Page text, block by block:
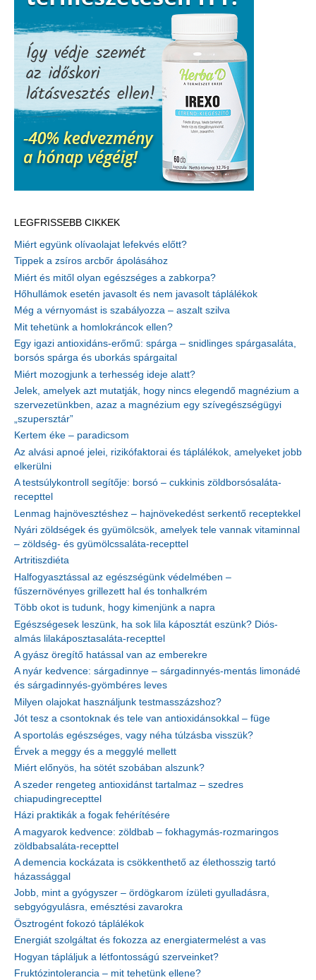
LEGFRISSEBB CIKKEK
Miért együnk olívaolajat lefekvés előtt?
Tippek a zsíros arcbőr ápolásához
Miért és mitől olyan egészséges a zabkorpa?
Hőhullámok esetén javasolt és nem javasolt táplálékok
Még a vérnyomást is szabályozza – aszalt szilva
Mit tehetünk a homlokráncok ellen?
Egy igazi antioxidáns-erőmű: spárga – snidlinges spárgasaláta,
borsós spárga és uborkás spárgaital
Miért mozogjunk a terhesség ideje alatt?
Jelek, amelyek azt mutatják, hogy nincs elegendő magnézium a
szervezetünkben, azaz a magnézium egy szívegészségügyi
„szupersztár”
Kertem éke – paradicsom
Az alvási apnoé jelei, rizikófaktorai és táplálékok, amelyeket jobb
elkerülni
A testsúlykontroll segítője: borsó – cukkinis zöldborsósaláta-
recepttel
Lenmag hajnövesztéshez – hajnövekedést serkentő receptekkel
Nyári zöldségek és gyümölcsök, amelyek tele vannak vitaminnal
– zöldség- és gyümölcssaláta-recepttel
Artritiszdiéta
Halfogyasztással az egészségünk védelmében –
fűszernövényes grillezett hal és tonhalkrém
Több okot is tudunk, hogy kimenjünk a napra
Egészségesek leszünk, ha sok lila káposztát eszünk? Diós-
almás lilakáposztasaláta-recepttel
A gyász öregítő hatással van az emberekre
A nyár kedvence: sárgadinnye – sárgadinnyés-mentás limonádé
és sárgadinnyés-gyömbéres leves
Milyen olajokat használjunk testmasszázshoz?
Jót tesz a csontoknak és tele van antioxidánsokkal – füge
A sportolás egészséges, vagy néha túlzásba visszük?
Érvek a meggy és a meggylé mellett
Miért előnyös, ha sötét szobában alszunk?
A szeder rengeteg antioxidánst tartalmaz – szedres
chiapudingrecepttel
Házi praktikák a fogak fehérítésére
A magyarok kedvence: zöldbab – fokhagymás-rozmaringos
zöldbabsaláta-recepttel
A demencia kockázata is csökkenthető az élethosszig tartó
házassággal
Jobb, mint a gyógyszer – ördögkarom ízületi gyulladásra,
sebgyógyulásra, emésztési zavarokra
Ösztrogént fokozó táplálékok
Energiát szolgáltat és fokozza az energiatermelést a vas
Hogyan tápláljuk a létfontosságú szerveinket?
Fruktózintolerancia – mit tehetünk ellene?